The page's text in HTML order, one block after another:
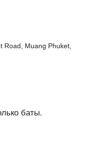
Road, Muang Phuket,
баты.